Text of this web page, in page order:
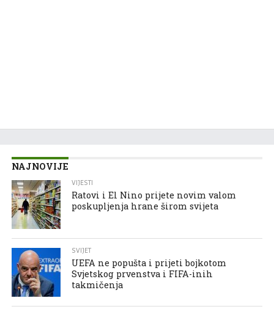
NAJNOVIJE
VIJESTI
Ratovi i El Nino prijete novim valom
poskupljenja hrane širom svijeta
SVIJET
UEFA ne popušta i prijeti bojkotom
Svjetskog prvenstva i FIFA-inih
takmičenja